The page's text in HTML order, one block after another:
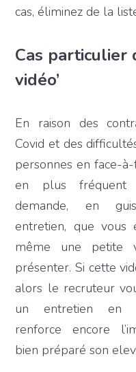
cas, éliminez de la
Cas particulier
vidéo’
En raison des
Covid et des
personnes en face-
en plus fréquent
demande, en
entretien, que vous
même une petite
présenter. Si cette
alors le recruteur
un entretien en
renforce encore
bien préparé son